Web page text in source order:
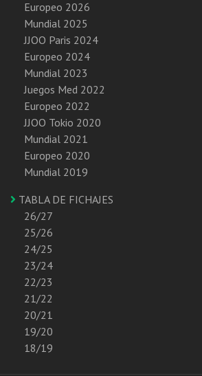
Europeo 2026
Mundial 2025
JJOO Paris 2024
Europeo 2024
Mundial 2023
Juegos Med 2022
Europeo 2022
JJOO Tokio 2020
Mundial 2021
Europeo 2020
Mundial 2019
TABLA DE FICHAJES
26/27
25/26
24/25
23/24
22/23
21/22
20/21
19/20
18/19